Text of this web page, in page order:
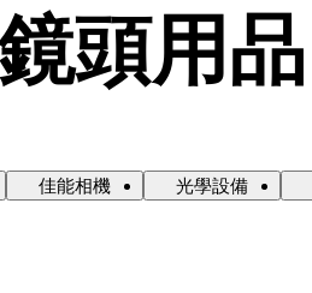
頭用品
佳能相機 光學設備